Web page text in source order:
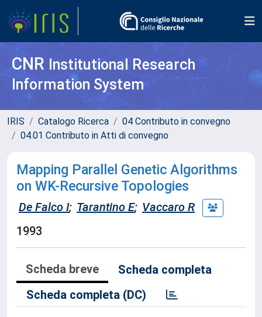
CNR Institutional Research
Information System
IRIS Catalogo Ricerca
04 Contributo in convegno
04.01 Contributo in Atti di convegno
Mapping Parallel Genetic Algorithms
on WK-Recursive Topologies
De Falco I; Tarantino E; Vaccaro R
1993
Scheda breve
Scheda completa
Scheda completa (DC)